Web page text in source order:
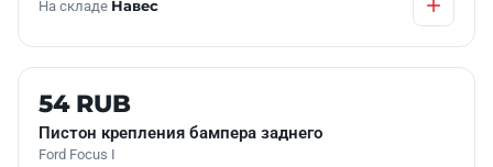
На складе Навес
Б/У В НАЛИЧИИ
54 RUB
Пистон крепления бампера заднего
Ford Focus I